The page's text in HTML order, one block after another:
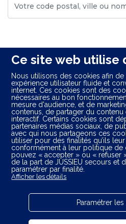
Ce site web utilise
Nous utilisons des cookies afin
expérience utilisateur fluide et
internet. Ces cookies sont des
nécessaires au bon
mesure d'audience, et de
contenus, de partager du
interactif. Certains cookies sont
partenaires médias sociaux, de
avec qui nous partageons ces
utiliser pour des finalités qu’ils
conformément à leur politique de
pouvez « accepter » ou « refuser
de la part de JUSSIEU secours et
paramétrer par finalité.
Afficher les détails
Paramétrer
Départements
Charente (16)
Charente-Maritime (17)
Corrèze (19)
Gironde (33)
Lot (46)
Lot-et-Garonne (47)
Haute-Vienne (87)